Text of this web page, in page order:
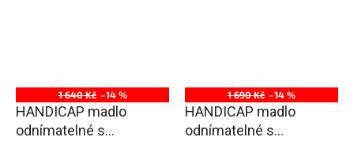
1 640 Kč –14 %
HANDICAP madlo
odnímatelné s
1 690 Kč –14 %
HANDICAP madlo
odnímatelné s